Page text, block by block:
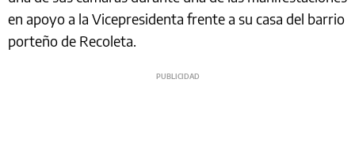
en apoyo a la Vicepresidenta frente a su casa del barrio
porteño de Recoleta.